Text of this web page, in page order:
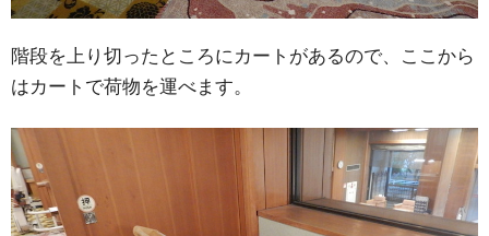
階段を上り切ったところにカートがあるので、ここから
はカートで荷物を運べます。